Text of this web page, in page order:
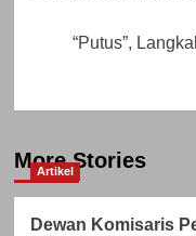
“Putus”,
More Stories
Artikel
Dewan Komisaris